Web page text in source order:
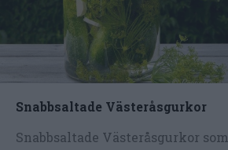
Snabbsaltade Västeråsgurkor
Snabbsaltade Västeråsgurkor som